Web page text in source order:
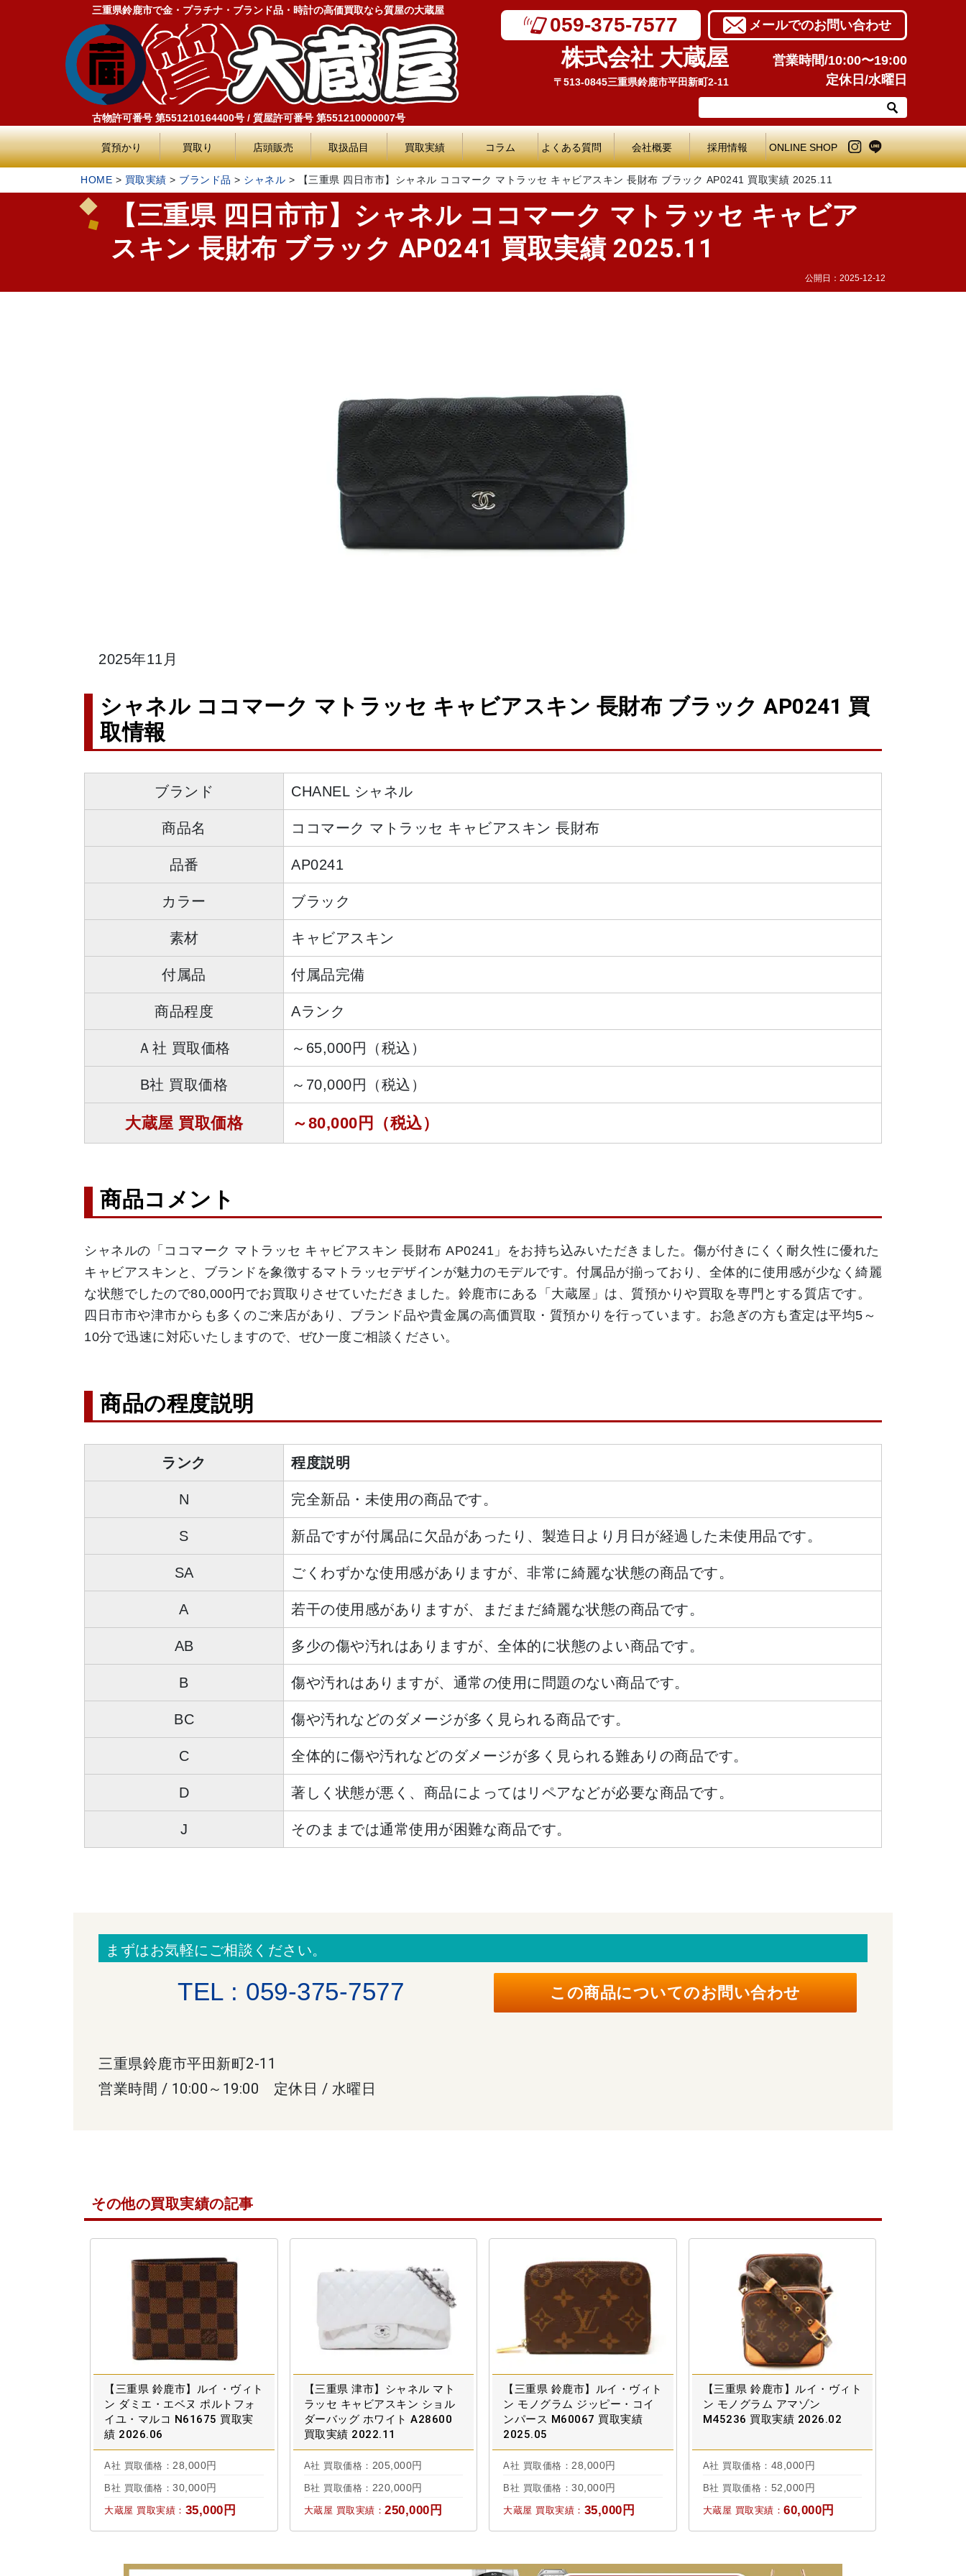
三重県鈴鹿市で金・プラチナ・ブランド品・時計の高価買取なら質屋の大蔵屋
古物許可番号 第551210164400号 / 質屋許可番号 第551210000007号
059-375-7577 メールでのお問い合わせ
株式会社 大蔵屋
〒513-0845三重県鈴鹿市平田新町2-11
営業時間/10:00〜19:00
定休日/水曜日
質預かり 買取り 店頭販売 取扱品目 買取実績 コラム よくある質問 会社概要 採用情報 ONLINE SHOP
HOME > 買取実績 > ブランド品 > シャネル > 【三重県 四日市市】シャネル ココマーク マトラッセ キャビアスキン 長財布 ブラック AP0241 買取実績 2025.11
【三重県 四日市市】シャネル ココマーク マトラッセ キャビア
スキン 長財布 ブラック AP0241 買取実績 2025.11
公開日： 2025-12-12
2025年11月
シャネル ココマーク マトラッセ キャビアスキン 長財布 ブラック AP0241 買
取情報
ブランド CHANEL シャネル
商品名 ココマーク マトラッセ キャビアスキン 長財布
品番 AP0241
カラー ブラック
素材 キャビアスキン
付属品 付属品完備
商品程度 Aランク
Ａ社 買取価格 ～65,000円（税込）
B社 買取価格 ～70,000円（税込）
大蔵屋 買取価格 ～80,000円（税込）
商品コメント
シャネルの「ココマーク マトラッセ キャビアスキン 長財布 AP0241」をお持ち込みいただきました。傷が付きにくく耐久性に優れた
キャビアスキンと、ブランドを象徴するマトラッセデザインが魅力のモデルです。付属品が揃っており、全体的に使用感が少なく綺麗
な状態でしたので80,000円でお買取りさせていただきました。鈴鹿市にある「大蔵屋」は、質預かりや買取を専門とする質店です。
四日市市や津市からも多くのご来店があり、ブランド品や貴金属の高価買取・質預かりを行っています。お急ぎの方も査定は平均5～
10分で迅速に対応いたしますので、ぜひ一度ご相談ください。
商品の程度説明
ランク 程度説明
N 完全新品・未使用の商品です。
S 新品ですが付属品に欠品があったり、製造日より月日が経過した未使用品です。
SA ごくわずかな使用感がありますが、非常に綺麗な状態の商品です。
A 若干の使用感がありますが、まだまだ綺麗な状態の商品です。
AB 多少の傷や汚れはありますが、全体的に状態のよい商品です。
B 傷や汚れはありますが、通常の使用に問題のない商品です。
BC 傷や汚れなどのダメージが多く見られる商品です。
C 全体的に傷や汚れなどのダメージが多く見られる難ありの商品です。
D 著しく状態が悪く、商品によってはリペアなどが必要な商品です。
J そのままでは通常使用が困難な商品です。
まずはお気軽にご相談ください。
TEL : 059-375-7577 この商品についてのお問い合わせ
三重県鈴鹿市平田新町2-11
営業時間 / 10:00～19:00 定休日 / 水曜日
その他の買取実績の記事
【三重県 鈴鹿市】ルイ・ヴィト
ン ダミエ・エベヌ ポルトフォ
イユ・マルコ N61675 買取実
績 2026.06
A社 買取価格： 28,000円
B社 買取価格： 30,000円
大蔵屋 買取実績： 35,000円
【三重県 津市】シャネル マト
ラッセ キャビアスキン ショル
ダーバッグ ホワイト A28600
買取実績 2022.11
A社 買取価格： 205,000円
B社 買取価格： 220,000円
大蔵屋 買取実績： 250,000円
【三重県 鈴鹿市】ルイ・ヴィト
ン モノグラム ジッピー・コイ
ンパース M60067 買取実績
2025.05
A社 買取価格： 28,000円
B社 買取価格： 30,000円
大蔵屋 買取実績： 35,000円
【三重県 鈴鹿市】ルイ・ヴィト
ン モノグラム アマゾン
M45236 買取実績 2026.02
A社 買取価格： 48,000円
B社 買取価格： 52,000円
大蔵屋 買取実績： 60,000円